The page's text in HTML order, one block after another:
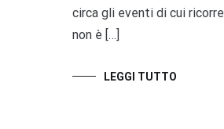
circa gli eventi di cui
non è […]
LEGGI TUTTO